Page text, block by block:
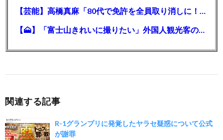
【芸能】高橋真麻「80代で免許を全員取り消しに！」 高齢ドライバーの事故問題で、高齢者の運転免許取り消し法を提案
【🗻】「富士山きれいに撮りたい」外国人観光客のレンタカー事故が急増…「ハンドルが逆で慣れず」、道の狭さも
関連する記事
R-1グランプリに発覚したヤラセ疑惑について公式
が謝罪